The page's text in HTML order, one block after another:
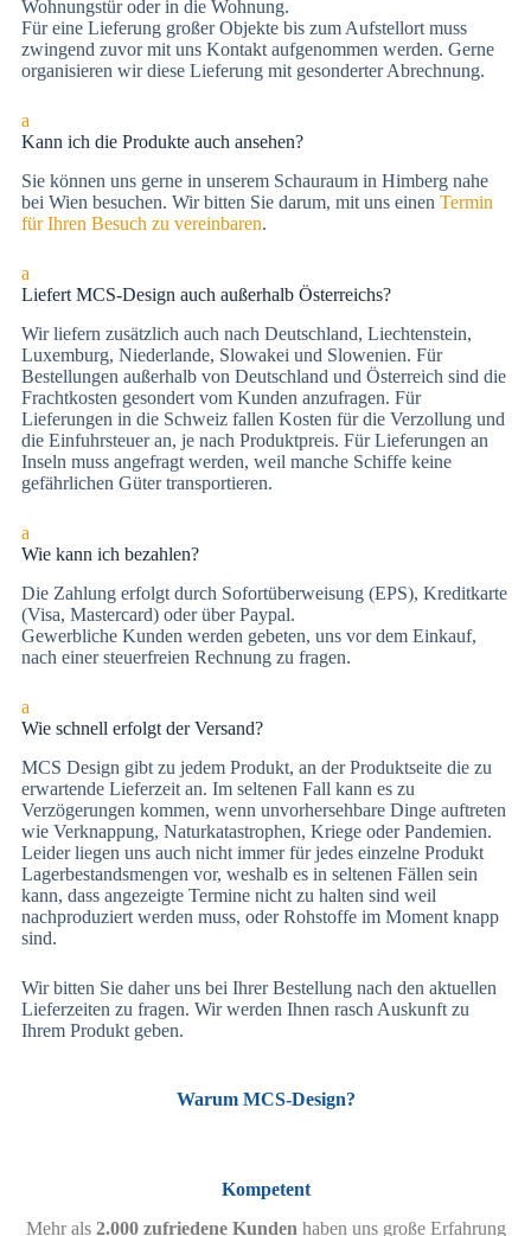
Wohnungstür oder in die Wohnung.
Für eine Lieferung großer Objekte bis zum Aufstellort muss
zwingend zuvor mit uns Kontakt aufgenommen werden. Gerne
organisieren wir diese Lieferung mit gesonderter Abrechnung.
a
Kann ich die Produkte auch ansehen?
Sie können uns gerne in unserem Schauraum in Himberg nahe
bei Wien besuchen. Wir bitten Sie darum, mit uns einen Termin
für Ihren Besuch zu vereinbaren.
a
Liefert MCS-Design auch außerhalb Österreichs?
Wir liefern zusätzlich auch nach Deutschland, Liechtenstein,
Luxemburg, Niederlande, Slowakei und Slowenien. Für
Bestellungen außerhalb von Deutschland und Österreich sind die
Frachtkosten gesondert vom Kunden anzufragen. Für
Lieferungen in die Schweiz fallen Kosten für die Verzollung und
die Einfuhrsteuer an, je nach Produktpreis. Für Lieferungen an
Inseln muss angefragt werden, weil manche Schiffe keine
gefährlichen Güter transportieren.
a
Wie kann ich bezahlen?
Die Zah­lung er­folgt durch Sofortüberweisung (EPS), Kre­dit­kar­te
(Vi­sa, Mas­ter­card) oder über Paypal.
Gewerbliche Kunden werden gebeten, uns vor dem Einkauf,
nach einer steuerfreien Rechnung zu fragen.
a
Wie schnell erfolgt der Versand?
MCS Design gibt zu jedem Produkt, an der Produktseite die zu
erwartende Lieferzeit an. Im seltenen Fall kann es zu
Verzögerungen kommen, wenn unvorhersehbare Dinge auftreten
wie Verknappung, Naturkatastrophen, Kriege oder Pandemien.
Leider liegen uns auch nicht immer für jedes einzelne Produkt
Lagerbestandsmengen vor, weshalb es in seltenen Fällen sein
kann, dass angezeigte Termine nicht zu halten sind weil
nachproduziert werden muss, oder Rohstoffe im Moment knapp
sind.
Wir bitten Sie daher uns bei Ihrer Bestellung nach den aktuellen
Lieferzeiten zu fragen. Wir werden Ihnen rasch Auskunft zu
Ihrem Produkt geben.
Warum MCS-Design?
Kompetent
Mehr als 2.000 zufriedene Kunden haben uns große Erfahrung